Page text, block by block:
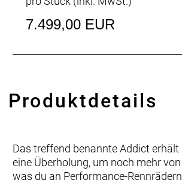
7.499,00 EUR
Produktdetails
Das treffend benannte Addict
eine Überholung, um noch mehr
was du an Performance-